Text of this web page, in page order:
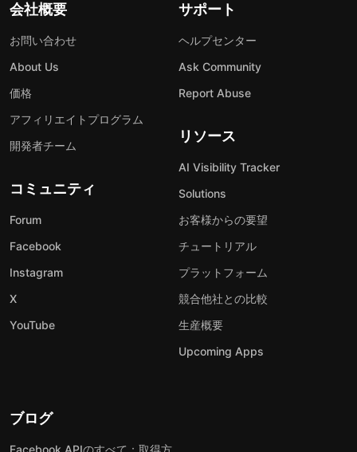
会社概要
お問い合わせ
About Us
価格
アフィリエイトプログラム
開発者チーム
コミュニティ
Forum
Facebook
Instagram
X
YouTube
サポート
ヘルプセンター
Ask Community
Report Abuse
リソース
AI Visibility Tracker
Solutions
お客様からの要望
チュートリアル
プラットフォーム
競合他社との比較
生産概要
Upcoming Apps
ブログ